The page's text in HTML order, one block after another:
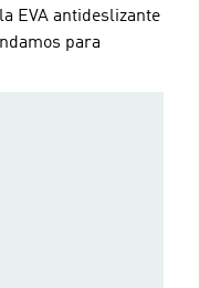
EVA antideslizante
para